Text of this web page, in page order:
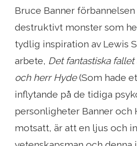
Bruce Banner
destruktivt monster som
tydlig inspiration av Lewis
arbete, Det fantastiska
och herr Hyde(Som hade
inflytande på de tidiga
personligheter Banner och
motsatt, är att en ljus och